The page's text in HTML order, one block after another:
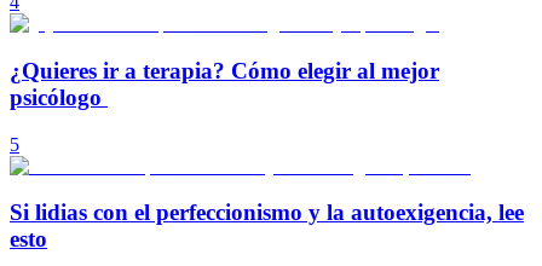
¿Quieres ir a terapia? Cómo elegir al mejor
psicólogo
5
Si lidias con el perfeccionismo y la autoexigencia, lee
esto